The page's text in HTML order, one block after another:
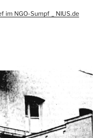
im NGO-Sumpf _ NIUS.de